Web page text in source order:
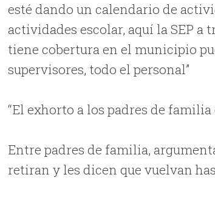
esté dando un calendario de
actividades escolar, aquí la SEP a
tiene cobertura en el municipio
supervisores, todo el personal”
“El exhorto a los padres de
Entre padres de familia,
retiran y les dicen que vuelvan